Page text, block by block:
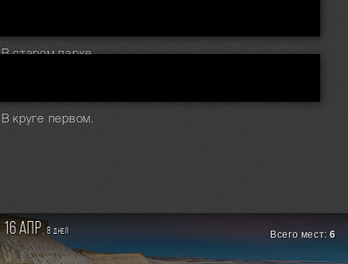
В старом парке.
В круге первом.
16 апр. 8дней Всего мест:6